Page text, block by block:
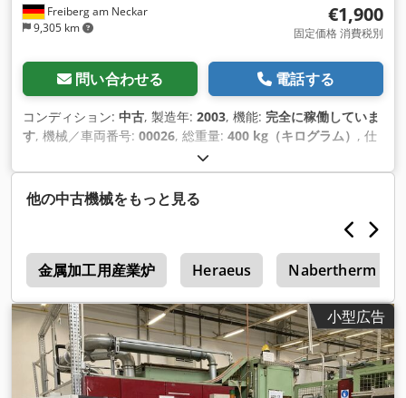
Freiberg am Neckar
9,305 km
€1,900
固定価格 消費税別
問い合わせる 電話する
コンディション: 中古, 製造年: 2003, 機能: 完全に稼働していま
す, 機械／車両番号: 00026, 総重量: 400 kg（キログラム） , 仕
様： 8 bar 24 V 80 kN Crjdpfx Aowrp Iusqpjf 3 K 150 E
Arnold & Shinjo / Multipower Farger & Joosten C-Pressは、
強力で汎用性の高い油圧式リベッティングプレスで、部品の効
率的かつ正確な接合に最適です。堅牢な設計と信頼性の高い 油
圧技術により、様々なリベッティングアプリケーションで高い
力伝達を実現し、製造・組立工程における価値あるソリューシ
ョンとなっていま す。使いやすさと柔軟性に優れたこのプレス
は、様々な生産工程で使用できます。
他の中古機械をもっと見る
金属加工用産業炉 Heraeus Nabertherm
小型広告